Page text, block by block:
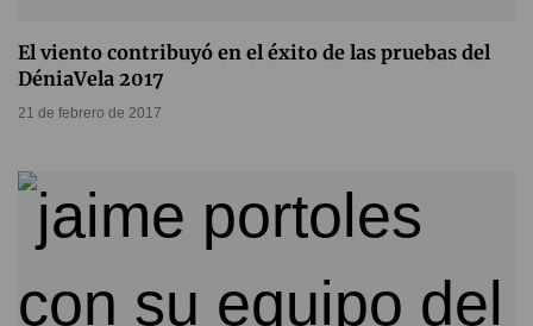
El viento contribuyó en el éxito de las pruebas del
DéniaVela 2017
21 de febrero de 2017